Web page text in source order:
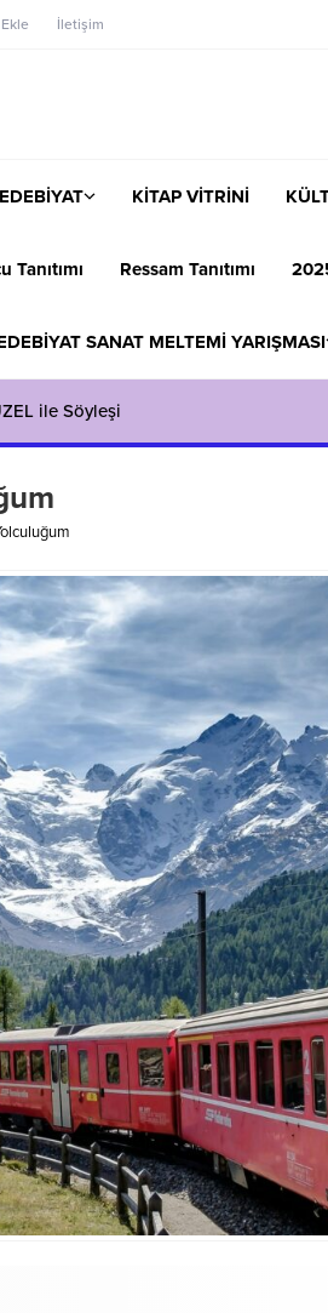
İletişim
EDEBİYAT KİTAP VİTRİNİ
Tanıtımı Ressam Tanıtımı
SANAT MELTEMİ YARIŞMASI
ile Söyleşi